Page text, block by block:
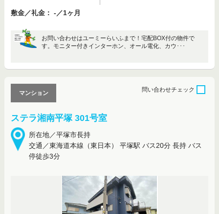
敷金／礼金： -／1ヶ月
お問い合わせはユーミーらいふまで！宅配BOX付の物件で
す。モニター付きインターホン、オール電化、カウ･･･
ステラ湘南平塚 301号室
所在地／平塚市長持
交通／東海道本線（東日本） 平塚駅 バス20分 長持 バス
停徒歩3分
マンション
問い合わせチェック